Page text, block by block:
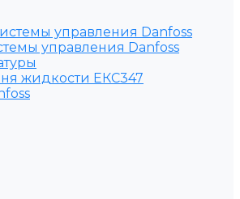
управления Danfoss
жидкости ЕКС347